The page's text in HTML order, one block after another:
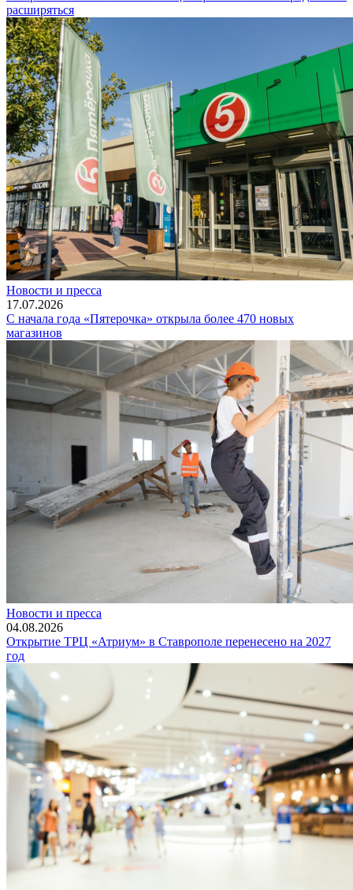
расширяться
Новости и пресса
17.07.2026
С начала года «Пятерочка» открыла более 470 новых
магазинов
Новости и пресса
04.08.2026
Открытие ТРЦ «Атриум» в Ставрополе перенесено на 2027
год